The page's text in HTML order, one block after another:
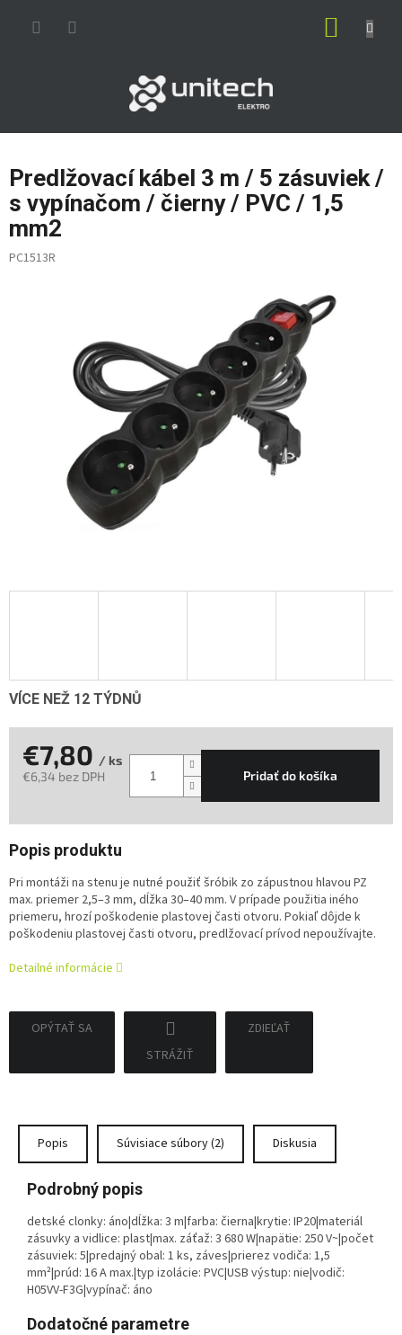
Predlžovací kábel 3 m / 5 zásuviek /
s vypínačom / čierny / PVC / 1,5
mm2
PC1513R
VÍCE NEŽ 12 TÝDNŮ
€7,80 / ks
€6,34 bez DPH
Pridať do košíka
Popis produktu
Pri montáži na stenu je nutné použiť šróbik zo zápustnou hlavou PZ
max. priemer 2,5–3 mm, dĺžka 30–40 mm. V prípade použitia iného
priemeru, hrozí poškodenie plastovej časti otvoru. Pokiaľ dôjde k
poškodeniu plastovej časti otvoru, predlžovací prívod nepoužívajte.
Detailné informácie
OPÝTAŤ SA
STRÁŽIŤ
ZDIEĽAŤ
Popis Súvisiace súbory (2) Diskusia
Podrobný popis
detské clonky: áno|dĺžka: 3 m|farba: čierna|krytie: IP20|materiál
zásuvky a vidlice: plast|max. záťaž: 3 680 W|napätie: 250 V~|počet
zásuviek: 5|predajný obal: 1 ks, záves|prierez vodiča: 1,5
mm²|prúd: 16 A max.|typ izolácie: PVC|USB výstup: nie|vodič:
H05VV-F3G|vypínač: áno
Dodatočné parametre